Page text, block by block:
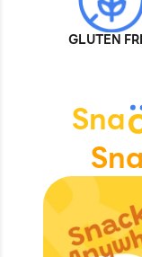
GLUTEN
Sna